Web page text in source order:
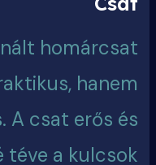
homárcsat
hanem
A csat erős és
téve a kulcsok